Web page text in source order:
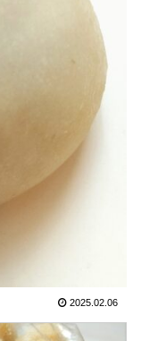
2025.02.06